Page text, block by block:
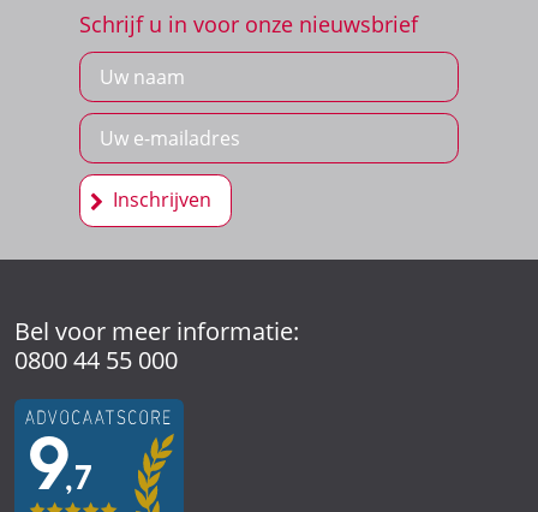
Schrijf u in voor onze nieuwsbrief
Inschrijven
Bel voor meer informatie:
0800 44 55 000